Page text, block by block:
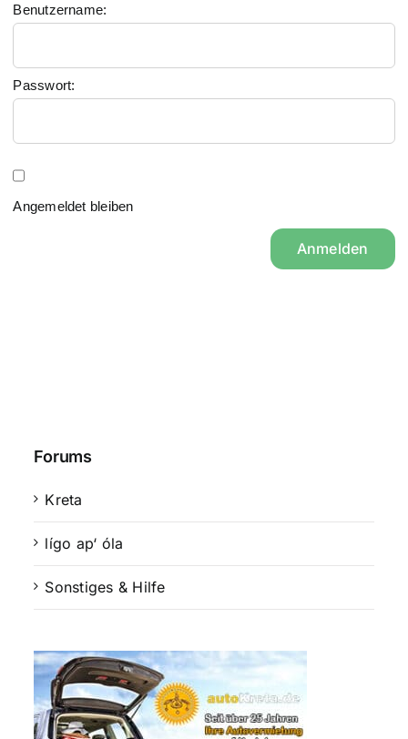
Benutzername:
Passwort:
Angemeldet bleiben
Anmelden
Forums
Kreta
lígo ap‘ óla
Sonstiges & Hilfe